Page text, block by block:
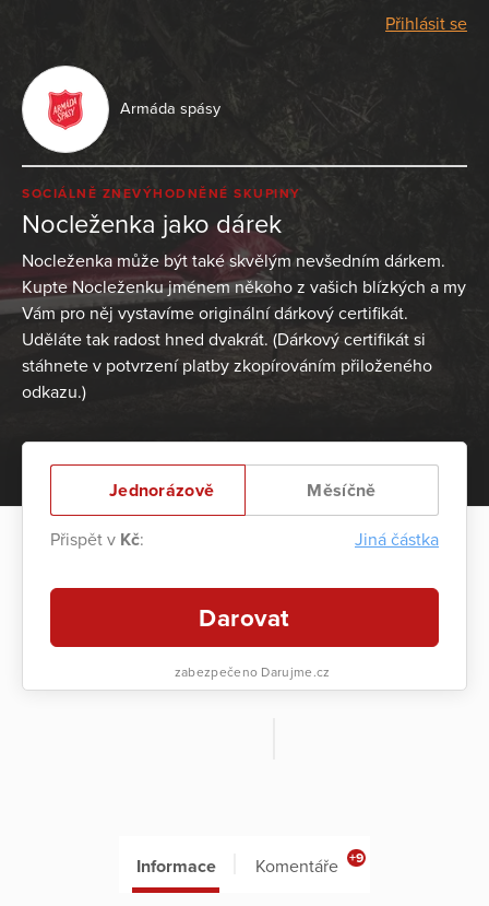
Přihlásit se
Armáda spásy
SOCIÁLNĚ ZNEVÝHODNĚNÉ SKUPINY
Nocleženka jako dárek
Nocleženka může být také skvělým nevšedním dárkem.
Kupte Nocleženku jménem někoho z vašich blízkých a my
Vám pro něj vystavíme originální dárkový certifikát.
Uděláte tak radost hned dvakrát. (Dárkový certifikát si
stáhnete v potvrzení platby zkopírováním přiloženého
odkazu.)
Jednorázově Měsíčně
Přispět v Kč: Jiná částka
Darovat
zabezpečeno Darujme.cz
Informace Komentáře +9